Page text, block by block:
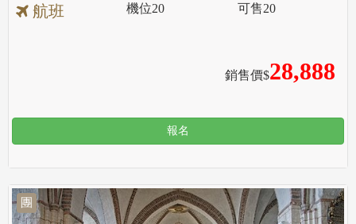
航班
銷售價$28,888
機位20 可售20
報名
團